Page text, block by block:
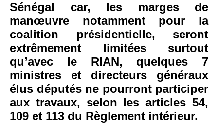
Sénégal car, les marges de
manœuvre notamment pour la
coalition présidentielle, seront
extrêmement limitées surtout
qu’avec le RIAN, quelques 7
ministres et directeurs généraux
élus députés ne pourront participer
aux travaux, selon les articles 54,
109 et 113 du Règlement intérieur.